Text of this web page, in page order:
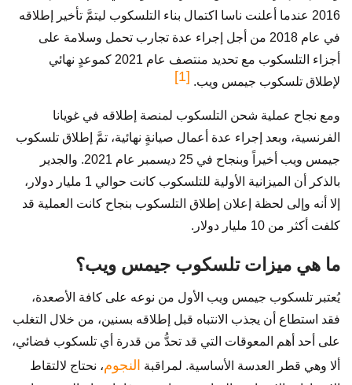
2016 عندما أعلنت ناسا اكتمال بناء التلسكوب ليتمَّ تأخير إطلاقه
في عام 2018 من أجل إجراء عدة تجارب تحمل وسلامة على
أجزاء التلسكوب مع تحديد منتصف عام 2021 كموعدٍ نهائي
لإطلاق تلسكوب جيمس ويب. [1]
ومع نجاح عملية شحن التلسكوب لمنصة إطلاقه في غويانا
الفرنسية، وبعد إجراء عدة أعمال صيانةٍ نهائية، تمَّ إطلاق تلسكوب
جيمس ويب أخيراً وبنجاح في 25 ديسمبر عام 2021. والجدير
بالذكر أن الميزانية الأولية للتلسكوب كانت حوالي 1 مليار دولار،
إلا أنه وإلى لحظة إعلان إطلاق التلسكوب بنجاح كانت العملية قد
كلفت أكثر من 10 مليار دولار.
ما هي ميزات تلسكوب جيمس ويب؟
يُعتبر تلسكوب جيمس ويب الأول من نوعه على كافة الأصعدة،
فقد استطاع أن يجذب الانتباه قبل إطلاقه بسنين، من خلال التغلب
على أحد أهم المعوقات التي قد تحدُّ من قدرة أي تلسكوب فضائي،
ألا وهي قطر العدسة الأساسية. لمراقبة
النجوم، نحتاج لالتقاط